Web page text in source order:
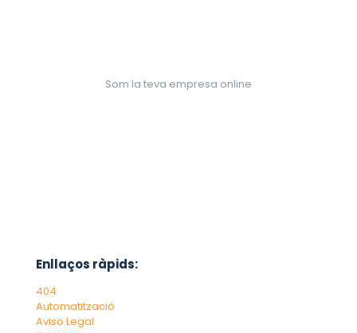
Som la teva empresa online
Enllaços ràpids:
404
Automatització
Aviso Legal